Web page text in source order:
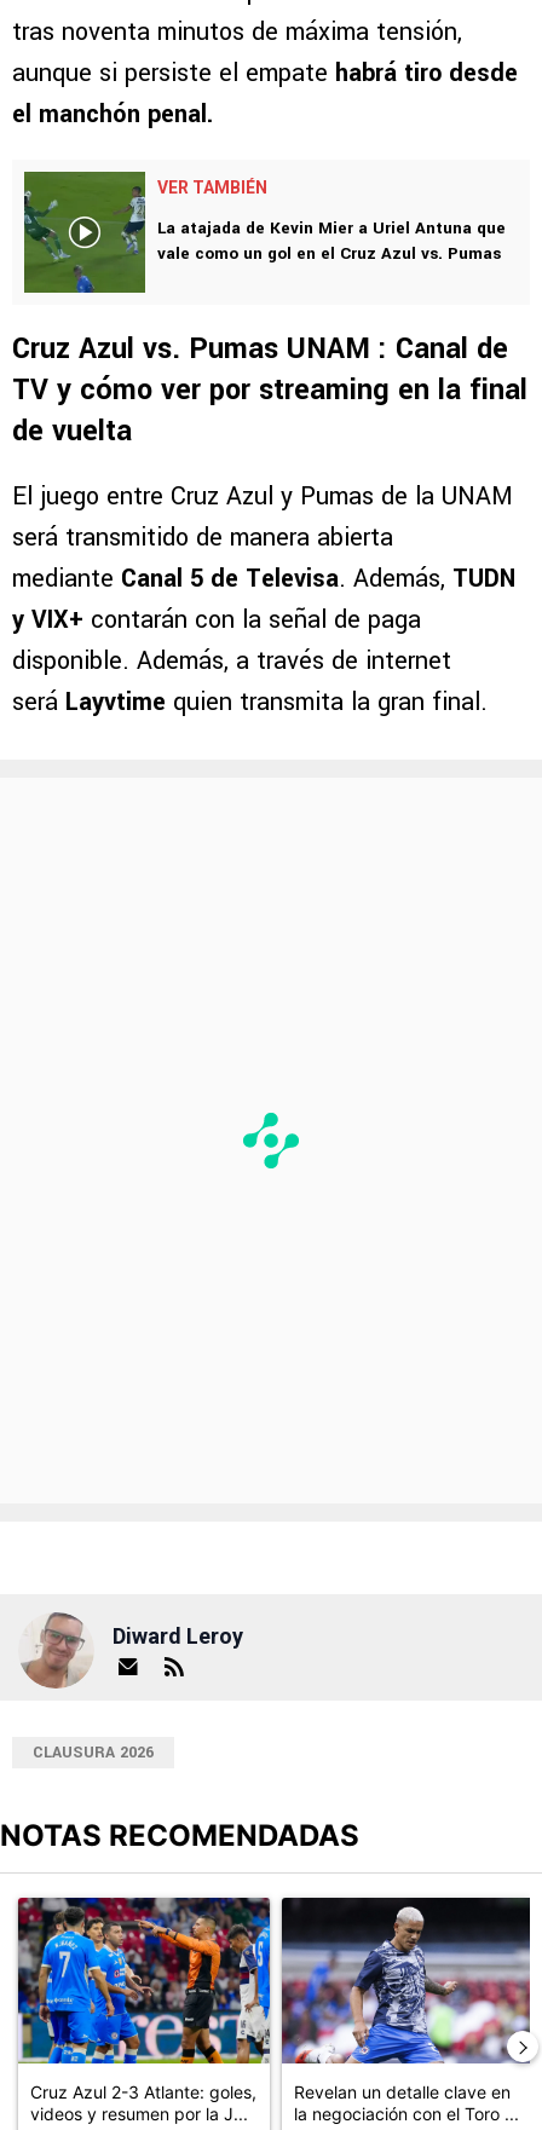
tras noventa minutos de máxima tensión,
aunque si persiste el empate habrá tiro desde
el manchón penal.
VER TAMBIÉN
La atajada de Kevin Mier a Uriel Antuna que
vale como un gol en el Cruz Azul vs. Pumas
Cruz Azul vs. Pumas UNAM : Canal de
TV y cómo ver por streaming en la final
de vuelta
El juego entre Cruz Azul y Pumas de la UNAM
será transmitido de manera abierta
mediante Canal 5 de Televisa. Además, TUDN
y VIX+ contarán con la señal de paga
disponible. Además, a través de internet
será Layvtime quien transmita la gran final.
Diward Leroy
CLAUSURA 2026
NOTAS RECOMENDADAS
Un artículo de tendencia con el título "Cruz Azul 2-3 Atlante:
Cruz Azul 2-3 Atlante: goles,
videos y resumen por la J...
Un artículo de tendencia con
Revelan un detalle clave en
la negociación con el Toro ...